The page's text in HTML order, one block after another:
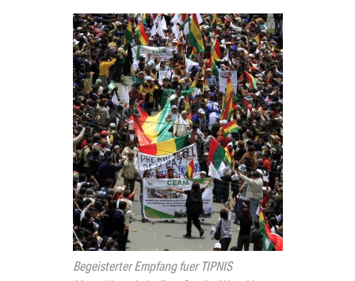
Begeisterter Empfang fuer TIPNIS